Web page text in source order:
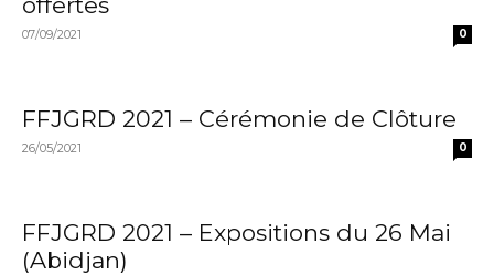
07/09/2021 0
FFJGRD 2021 – Cérémonie de Clôture
26/05/2021 0
FFJGRD 2021 – Expositions du 26 Mai
(Abidjan)